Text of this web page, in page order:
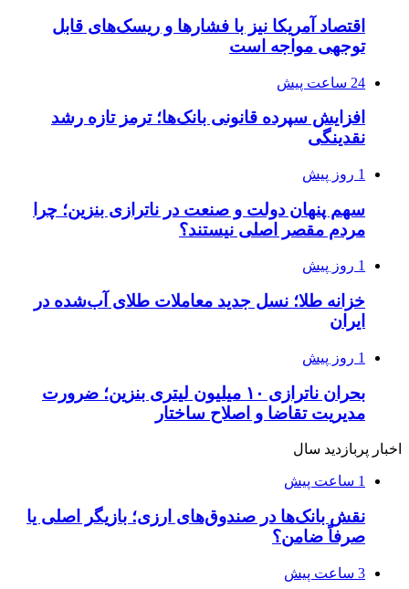
اقتصاد آمریکا نیز با فشارها و ریسک‌های قابل
توجهی مواجه است
24 ساعت پیش
افزایش سپرده قانونی بانک‌ها؛ ترمز تازه رشد
نقدینگی
1 روز پیش
سهم پنهان دولت و صنعت در ناترازی بنزین؛ چرا
مردم مقصر اصلی نیستند؟
1 روز پیش
خزانه طلا؛ نسل جدید معاملات طلای آب‌شده در
ایران
1 روز پیش
بحران ناترازی ۱۰ میلیون لیتری بنزین؛ ضرورت
مدیریت تقاضا و اصلاح ساختار
اخبار پربازدید سال
1 ساعت پیش
نقش بانک‌ها در صندوق‌های ارزی؛ بازیگر اصلی یا
صرفاً ضامن؟
3 ساعت پیش